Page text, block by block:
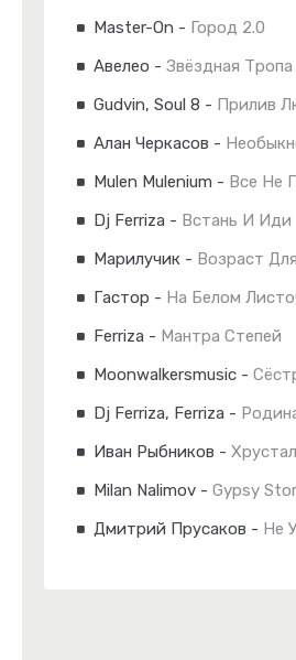
Master-On - Город 2.0
Авелео - Звёздная Тропа
Gudvin, Soul 8 - Прилив
Алан Черкасов -
Mulen Mulenium - Все Не
Dj Ferriza - Встань И Иди
Марилучик - Возраст Для
Гастор - На Белом
Ferriza - Мантра Степей
Moonwalkersmusic - Сёстры
Dj Ferriza, Ferriza -
Иван Рыбников -
Milan Nalimov - Gypsy
Дмитрий Прусаков - Не